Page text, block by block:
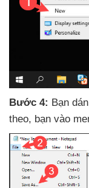
Bước 4: Bạn
theo, bạn vào